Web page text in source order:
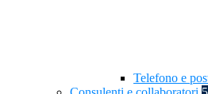
Telefono e